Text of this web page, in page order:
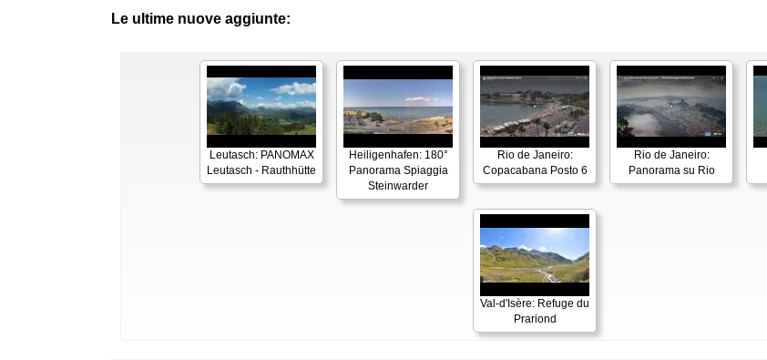
Le ultime nuove aggiunte:
Leutasch: PANOMAX
Leutasch - Rauthhütte
Heiligenhafen: 180°
Panorama Spiaggia
Steinwarder
Rio de Janeiro:
Copacabana Posto 6
Rio de Janeiro:
Panorama su Rio
Val-d'Isère: Refuge du
Prariond